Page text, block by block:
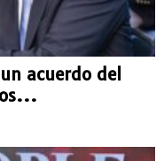
acuerdo del